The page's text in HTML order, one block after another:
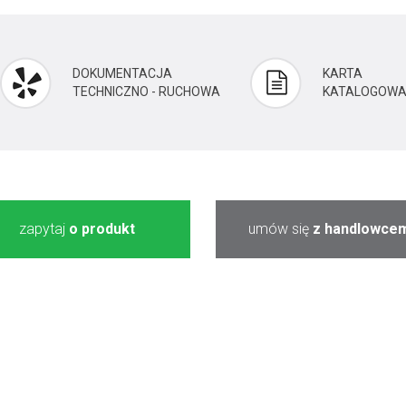
DOKUMENTACJA
TECHNICZNO - RUCHOWA
KARTA
KATALOGOWA
zapytaj o produkt umów się z